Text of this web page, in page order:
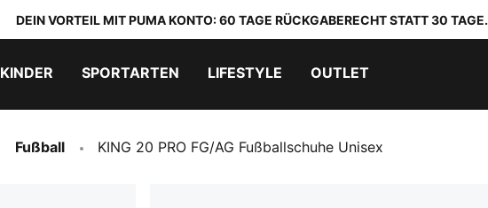
DEIN VORTEIL MIT PUMA KONTO: 60 TAGE RÜCKGABERECHT STATT 30 TAGE.
KINDER SPORTARTEN LIFESTYLE OUTLET
Fußball KING 20 PRO FG/AG Fußballschuhe Unisex